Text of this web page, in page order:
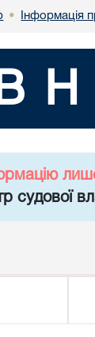
• Інформація
судової